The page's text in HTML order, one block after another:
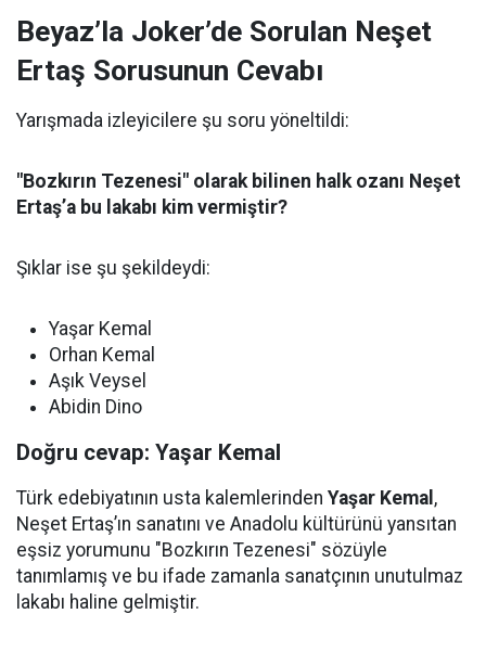
Beyaz’la Joker’de Sorulan Neşet
Ertaş Sorusunun Cevabı
Yarışmada izleyicilere şu soru yöneltildi:
"Bozkırın Tezenesi" olarak bilinen halk ozanı Neşet
Ertaş’a bu lakabı kim vermiştir?
Şıklar ise şu şekildeydi:
Yaşar Kemal
Orhan Kemal
Aşık Veysel
Abidin Dino
Doğru cevap: Yaşar Kemal
Türk edebiyatının usta kalemlerinden Yaşar Kemal ,
Neşet Ertaş’ın sanatını ve Anadolu kültürünü yansıtan
eşsiz yorumunu "Bozkırın Tezenesi" sözüyle
tanımlamış ve bu ifade zamanla sanatçının unutulmaz
lakabı haline gelmiştir.